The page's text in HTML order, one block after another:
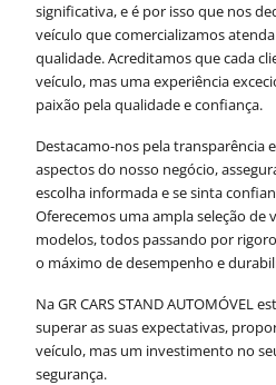
significativa, e é por isso que nos
veículo que comercializamos
qualidade. Acreditamos que cada
veículo, mas uma experiência
paixão pela qualidade e confiança.
Destacamo-nos pela transparência
aspectos do nosso negócio,
escolha informada e se sinta
Oferecemos uma ampla seleção de
modelos, todos passando por
o máximo de desempenho e
Na GR CARS STAND AUTOMÓVEL
superar as suas expectativas,
veículo, mas um investimento no
segurança.